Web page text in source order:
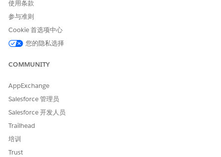
据。此结构中的节点和属性映射到护理福利验证请求、承保范围福
利、承保范围福利项目和承保范围福利项目限制对象。
CallScriptForPharmacyBenefits 上下文定义为调用脚本汇总生成
范围福利、承保范围福利项目和承保范围福利项目限制对象。
打开上下文服务
要打开上下文服务，请查看
使用条款
参与准则
Cookie 首选项中心
您的隐私选择
COMMUNITY
AppExchange
Salesforce 管理员
Salesforce 开发人员
Trailhead
培训
Trust